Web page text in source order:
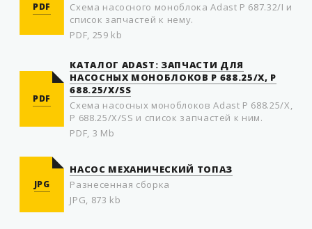
PDF
Схема насосного моноблока Adast P 687.32/I и
список запчастей к нему.
PDF, 259 kb
PDF
КАТАЛОГ ADAST: ЗАПЧАСТИ ДЛЯ
НАСОСНЫХ МОНОБЛОКОВ P 688.25/X, P
688.25/X/SS
Схема насосных моноблоков Adast P 688.25/X,
P 688.25/X/SS и список запчастей к ним.
PDF, 3 Mb
JPG
НАСОС МЕХАНИЧЕСКИЙ ТОПАЗ
Разнесенная сборка
JPG, 873 kb